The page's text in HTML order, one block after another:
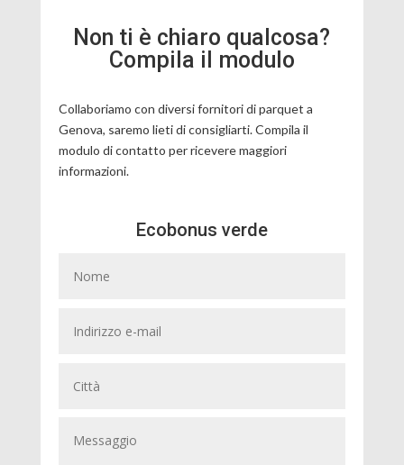
Non ti è chiaro qualcosa?
Compila il modulo
Collaboriamo con diversi fornitori di parquet a
Genova, saremo lieti di consigliarti. Compila il
modulo di contatto per ricevere maggiori
informazioni.
Ecobonus verde